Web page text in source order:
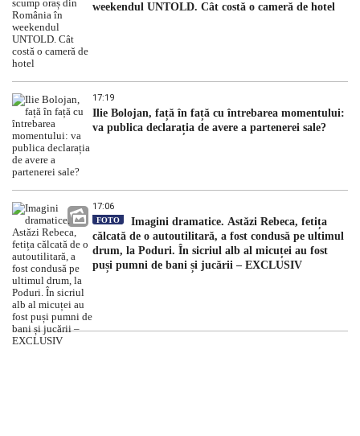
weekendul UNTOLD. Cât costă o cameră de hotel
17:19
Ilie Bolojan, față în față cu întrebarea momentului:
va publica declarația de avere a partenerei sale?
17:06
FOTO
Imagini dramatice. Astăzi Rebeca, fetița
călcată de o autoutilitară, a fost condusă pe ultimul
drum, la Poduri. În sicriul alb al micuței au fost
puși pumni de bani și jucării – EXCLUSIV